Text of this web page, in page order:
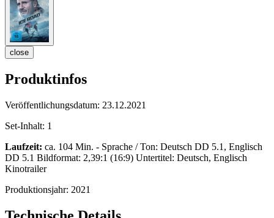
close
Produktinfos
Veröffentlichungsdatum: 23.12.2021
Set-Inhalt: 1
Laufzeit: ca. 104 Min. - Sprache / Ton: Deutsch DD 5.1, Englisch
DD 5.1 Bildformat: 2,39:1 (16:9) Untertitel: Deutsch, Englisch
Kinotrailer
Produktionsjahr: 2021